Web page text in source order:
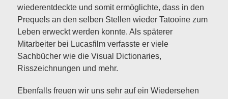
wiederentdeckte und somit ermöglichte, dass in den
Prequels an den selben Stellen wieder Tatooine zum
Leben erweckt werden konnte. Als späterer
Mitarbeiter bei Lucasfilm verfasste er viele
Sachbücher wie die Visual Dictionaries,
Risszeichnungen und mehr.
Ebenfalls freuen wir uns sehr auf ein Wiedersehen